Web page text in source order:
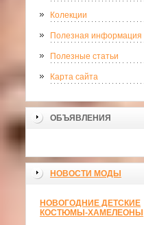
Колекции
Полезная информация
Полезные статьи
Карта сайта
ОБЪЯВЛЕНИЯ
НОВОСТИ МОДЫ
НОВОГОДНИЕ ДЕТСКИЕ
КОСТЮМЫ-ХАМЕЛЕОНЫ